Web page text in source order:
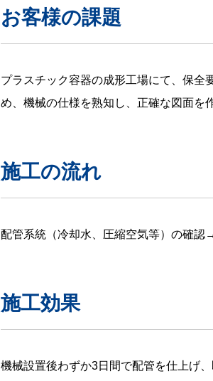
お客様の課題
プラスチック容器の成形工場にて、保全
め、機械の仕様を熟知し、正確な図面を
施工の流れ
配管系統（冷却水、圧縮空気等）の確
施工効果
機械設置後わずか3日間で配管を仕上げ